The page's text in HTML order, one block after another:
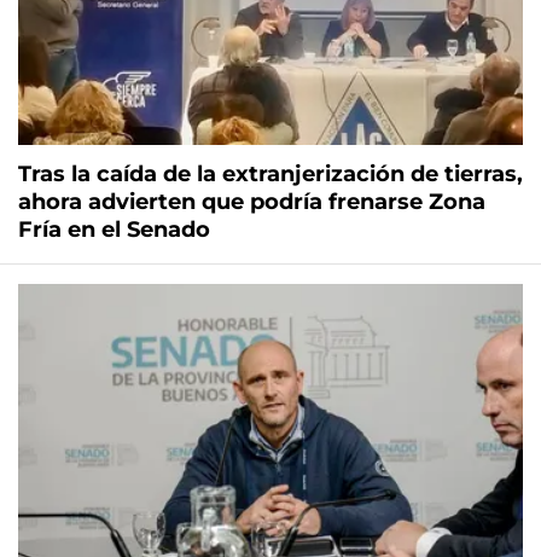
Tras la caída de la extranjerización de tierras,
ahora advierten que podría frenarse Zona
Fría en el Senado